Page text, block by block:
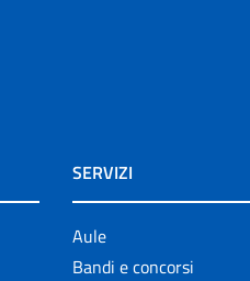
SERVIZI
Aule
Bandi e concorsi